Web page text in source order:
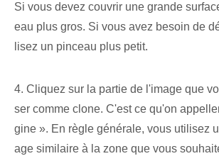
Si vous devez couvrir une grande
eau plus gros. Si vous avez besoin de
lisez un pinceau plus petit.
4. Cliquez sur la partie de l'image que
ser comme clone. C'est ce qu'on
gine ». En règle générale, vous utilisez
age similaire à la zone que vous